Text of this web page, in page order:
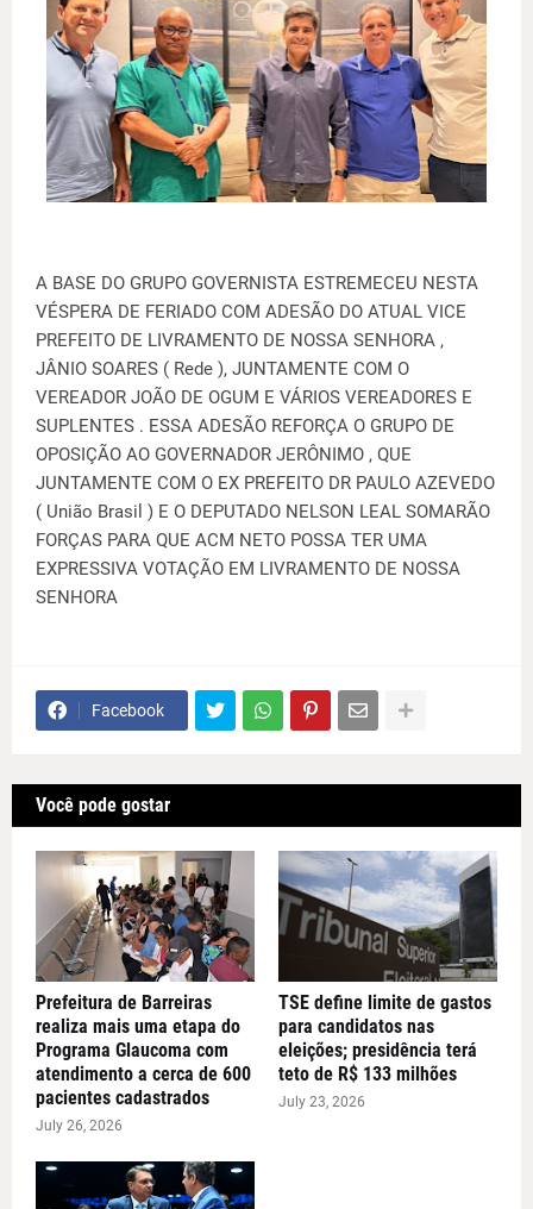
A BASE DO GRUPO GOVERNISTA ESTREMECEU NESTA
VÉSPERA DE FERIADO COM ADESÃO DO ATUAL VICE
PREFEITO DE LIVRAMENTO DE NOSSA SENHORA ,
JÂNIO SOARES ( Rede ), JUNTAMENTE COM O
VEREADOR JOÃO DE OGUM E VÁRIOS VEREADORES E
SUPLENTES . ESSA ADESÃO REFORÇA O GRUPO DE
OPOSIÇÃO AO GOVERNADOR JERÔNIMO , QUE
JUNTAMENTE COM O EX PREFEITO DR PAULO AZEVEDO
( União Brasil ) E O DEPUTADO NELSON LEAL SOMARÃO
FORÇAS PARA QUE ACM NETO POSSA TER UMA
EXPRESSIVA VOTAÇÃO EM LIVRAMENTO DE NOSSA
SENHORA
Facebook
Você pode gostar
Prefeitura de Barreiras
realiza mais uma etapa do
Programa Glaucoma com
atendimento a cerca de 600
pacientes cadastrados
July 26, 2026
TSE define limite de gastos
para candidatos nas
eleições; presidência terá
teto de R$ 133 milhões
July 23, 2026